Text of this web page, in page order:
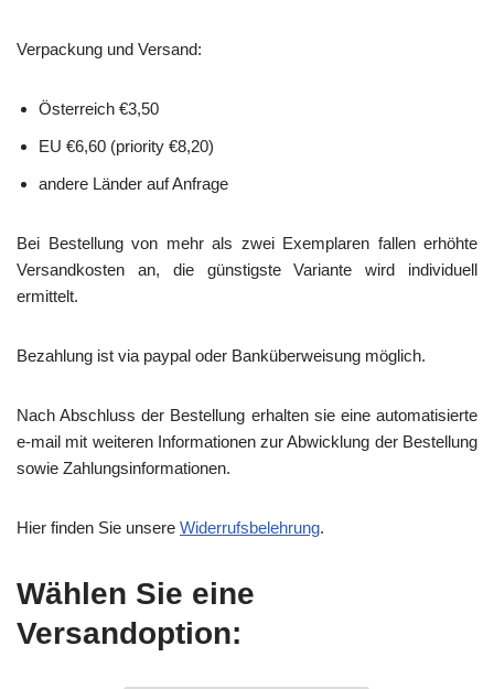
Verpackung und Versand:
Österreich €3,50
EU €6,60 (priority €8,20)
andere Länder auf Anfrage
Bei Bestellung von mehr als zwei Exemplaren fallen erhöhte
Versandkosten an, die günstigste Variante wird individuell
ermittelt.
Bezahlung ist via paypal oder Banküberweisung möglich.
Nach Abschluss der Bestellung erhalten sie eine automatisierte
e-mail mit weiteren Informationen zur Abwicklung der Bestellung
sowie Zahlungsinformationen.
Hier finden Sie unsere Widerrufsbelehrung.
Wählen Sie eine
Versandoption: